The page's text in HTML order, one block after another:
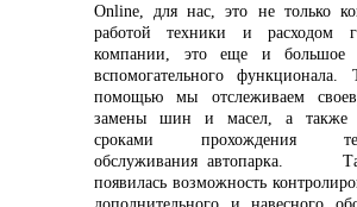
Online, для нас, это не только
работой техники и расходом
компании, это еще и большое
вспомогательного
помощью мы отслеживаем
замены шин и масел, а также
сроками прохождения
обслуживания автопарка.
появилась возможность